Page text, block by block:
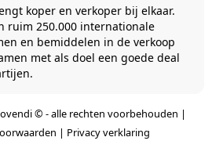
koper en verkoper bij elkaar.
ruim 250.000 internationale
en bemiddelen in de verkoop
met als doel een goede deal
© - alle rechten voorbehouden |
| Privacy verklaring